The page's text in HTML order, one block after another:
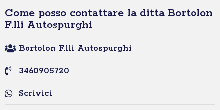
Come posso contattare la ditta Bortolon
F.lli Autospurghi
Bortolon F.lli Autospurghi
3460905720
Scrivici